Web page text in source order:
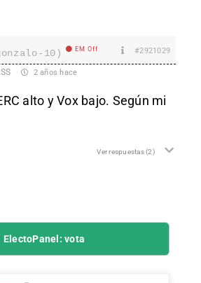
10) EM Off #2921029
2 años hace
alto y Vox bajo. Según mi
Ver respuestas(2)
ElectoPanel: vota